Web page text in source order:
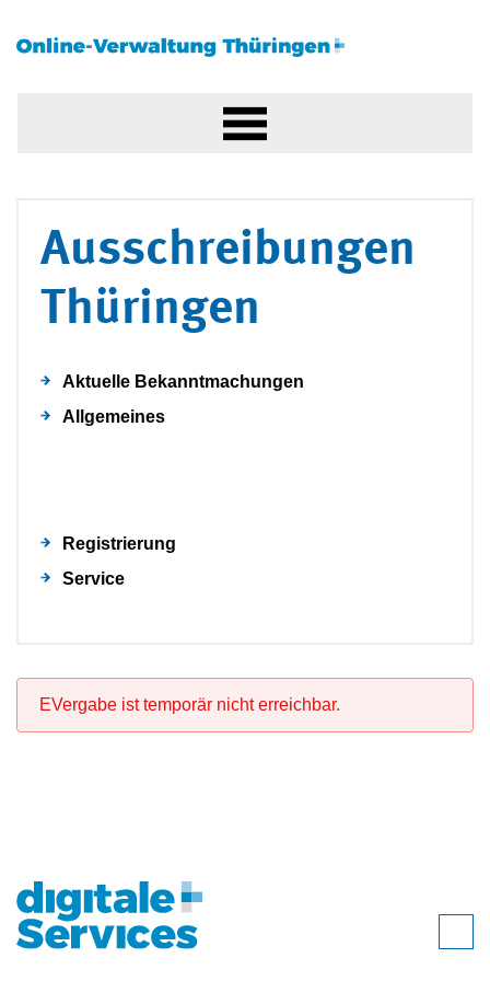
Ausschreibungen
Thüringen
Aktuelle Bekanntmachungen
Allgemeines
Registrierung
Service
EVergabe ist temporär nicht erreichbar.